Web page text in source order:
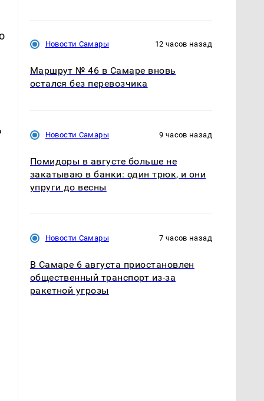
Новости Самары 12 часов назад
Маршрут № 46 в Самаре вновь
остался без перевозчика
Новости Самары 9 часов назад
Помидоры в августе больше не
закатываю в банки: один трюк, и они
упруги до весны
Новости Самары 7 часов назад
В Самаре 6 августа приостановлен
общественный транспорт из-за
ракетной угрозы